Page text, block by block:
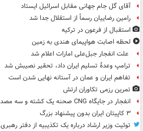
آقای گل جام جهانی مقابل اسرائیل ایستاد
رامین رضاییان رسماً از استقلال جدا شد
استقبال از فرعون در ترکیه
لحظه اصابت هواپیمای هندی به زمین
علت انفجار جبل‌علی امارات اعلام شد
ترامپ وعدۀ تسلیم ایران داد، تحقیر نصیبش شد
تفاهم ایران و عمان در آستانه نهایی شدن است
تمرین رزمی تکاوران ارتش
انفجار در جایگاه CNG صحنه یک کشته و سه مصدوم برجا گذاشت
۳ کاپیتان ایران بدون پیشنهاد بزرگ
توئیت وزیر ارشاد درباره یک تکذیبیه از دفتر رهبری